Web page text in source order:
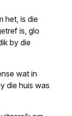
het, is die
is, glo
by die
wat in
die huis was